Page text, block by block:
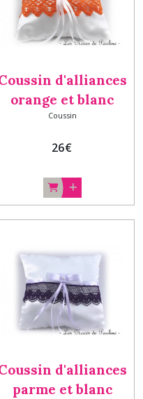
d'alliances
orange et blanc
Noeud et dentelle a
Coussin
26€
d'alliances
parme et blanc